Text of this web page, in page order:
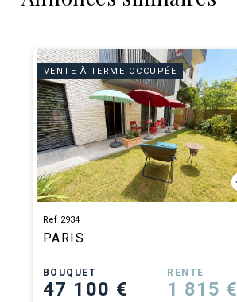
VENTE À TERME OCCUPÉE
Ref 2934
PARIS
BOUQUET
47 100 €
RENTE
1 815 €